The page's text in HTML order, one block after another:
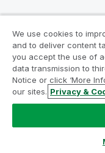
Juridiska avtal
Legal Policies
Användningsvillkor
Do Not Share My
Copyright © 1993-
We use cookies to
and to deliver content
you accept the use of
data transmission to
Notice or click ‘More
our sites. Privacy &